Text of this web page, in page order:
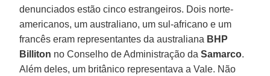
denunciados estão cinco estrangeiros. Dois norte-
americanos, um australiano, um sul-africano e um
francês eram representantes da australiana BHP
Billiton no Conselho de Administração daSamarco.
Além deles, um britânico representava a Vale. Não